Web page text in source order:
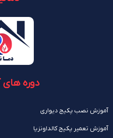
دوره
آموزش نصب پکیج دیواری
آموزش تعمیر پکیج کالداونزیا